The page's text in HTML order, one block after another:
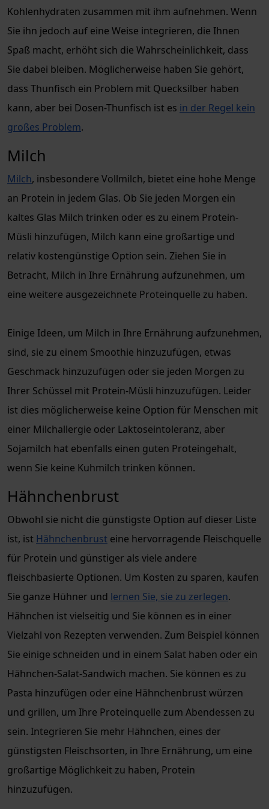
Kohlenhydraten zusammen mit ihm aufnehmen. Wenn
Sie ihn jedoch auf eine Weise integrieren, die Ihnen
Spaß macht, erhöht sich die Wahrscheinlichkeit, dass
Sie dabei bleiben. Möglicherweise haben Sie gehört,
dass Thunfisch ein Problem mit Quecksilber haben
kann, aber bei Dosen-Thunfisch ist es in der Regel kein
großes Problem.
Milch
Milch, insbesondere Vollmilch, bietet eine hohe Menge
an Protein in jedem Glas. Ob Sie jeden Morgen ein
kaltes Glas Milch trinken oder es zu einem Protein-
Müsli hinzufügen, Milch kann eine großartige und
relativ kostengünstige Option sein. Ziehen Sie in
Betracht, Milch in Ihre Ernährung aufzunehmen, um
eine weitere ausgezeichnete Proteinquelle zu haben.
Einige Ideen, um Milch in Ihre Ernährung aufzunehmen,
sind, sie zu einem Smoothie hinzuzufügen, etwas
Geschmack hinzuzufügen oder sie jeden Morgen zu
Ihrer Schüssel mit Protein-Müsli hinzuzufügen. Leider
ist dies möglicherweise keine Option für Menschen mit
einer Milchallergie oder Laktoseintoleranz, aber
Sojamilch hat ebenfalls einen guten Proteingehalt,
wenn Sie keine Kuhmilch trinken können.
Hähnchenbrust
Obwohl sie nicht die günstigste Option auf dieser Liste
ist, ist Hähnchenbrust eine hervorragende Fleischquelle
für Protein und günstiger als viele andere
fleischbasierte Optionen. Um Kosten zu sparen, kaufen
Sie ganze Hühner und lernen Sie, sie zu zerlegen.
Hähnchen ist vielseitig und Sie können es in einer
Vielzahl von Rezepten verwenden. Zum Beispiel können
Sie einige schneiden und in einem Salat haben oder ein
Hähnchen-Salat-Sandwich machen. Sie können es zu
Pasta hinzufügen oder eine Hähnchenbrust würzen
und grillen, um Ihre Proteinquelle zum Abendessen zu
sein. Integrieren Sie mehr Hähnchen, eines der
günstigsten Fleischsorten, in Ihre Ernährung, um eine
großartige Möglichkeit zu haben, Protein
hinzuzufügen.